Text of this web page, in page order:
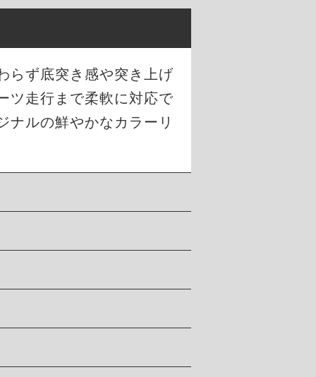
らず底突き感や突き上げ
ツ走行まで柔軟に対応で
ナルの鮮やかなカラーリ